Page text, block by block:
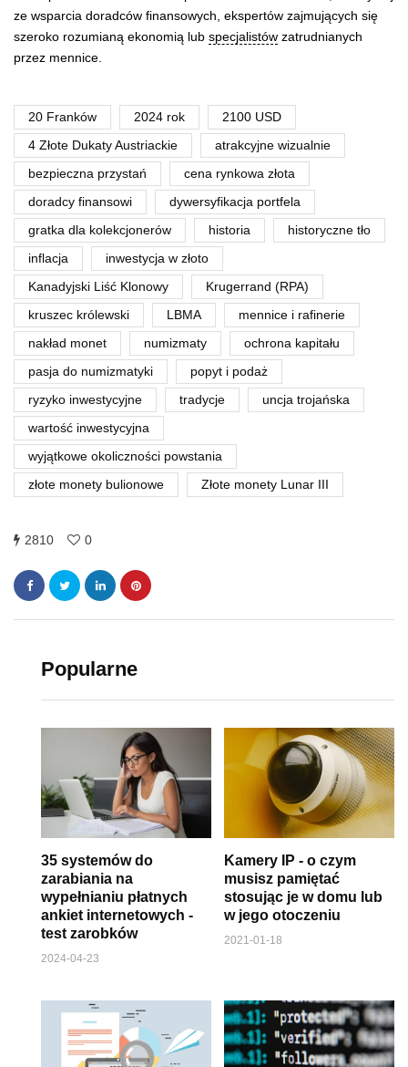
ze wsparcia doradców finansowych, ekspertów zajmujących się
szeroko rozumianą ekonomią lub specjalistów zatrudnianych
przez mennice.
20 Franków 2024 rok 2100 USD
4 Złote Dukaty Austriackie atrakcyjne wizualnie
bezpieczna przystań cena rynkowa złota
doradcy finansowi dywersyfikacja portfela
gratka dla kolekcjonerów historia historyczne tło
inflacja inwestycja w złoto
Kanadyjski Liść Klonowy Krugerrand (RPA)
kruszec królewski LBMA mennice i rafinerie
nakład monet numizmaty ochrona kapitału
pasja do numizmatyki popyt i podaż
ryzyko inwestycyjne tradycje uncja trojańska
wartość inwestycyjna
wyjątkowe okoliczności powstania
złote monety bulionowe Złote monety Lunar III
2810 0
Popularne
35 systemów do
zarabiania na
wypełnianiu płatnych
ankiet internetowych -
test zarobków
2024-04-23
Kamery IP - o czym
musisz pamiętać
stosując je w domu lub
w jego otoczeniu
2021-01-18